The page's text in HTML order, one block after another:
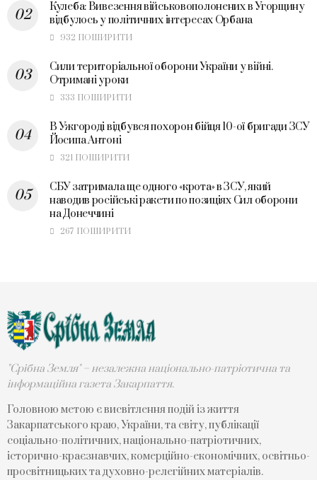
Кулеба: Вивезення військовополонених в Угорщину
відбулось у політичних інтересах Орбана
932 ПОШИРИТИ
Сили територіальної оборони України у війні.
Отримані уроки
333 ПОШИРИТИ
В Ужгороді відбувся похорон бійця 10-ої бригади ЗСУ
Йосипа Антоні
321 ПОШИРИТИ
СБУ затримала ще одного «крота» в ЗСУ, який
наводив російські ракети по позиціях Сил оборони
на Донеччині
267 ПОШИРИТИ
"Срібна Земля" – незалежна національно-патріотична та
інформаційна газета Закарпаття.
Головною метою є висвітлення подій із життя
Закарпатського краю, України, та світу, публікації
соціально-політичних, національно-патріотичних,
історично-краєзнавчих, комерційно-економічних, освітньо-
просвітницьких та духовно-релегійних матеріалів.